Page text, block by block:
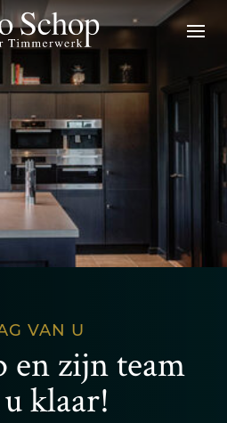
VAN U
en zijn team
klaar!